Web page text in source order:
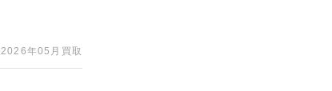
2026年05月買取